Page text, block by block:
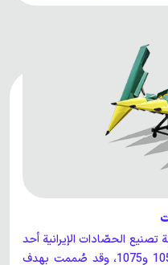
الحصّادات الإيرانية أحد
المكوّنات الأساسية لحصّادات طراز 1055 و1075، وقد صُممت بهدف